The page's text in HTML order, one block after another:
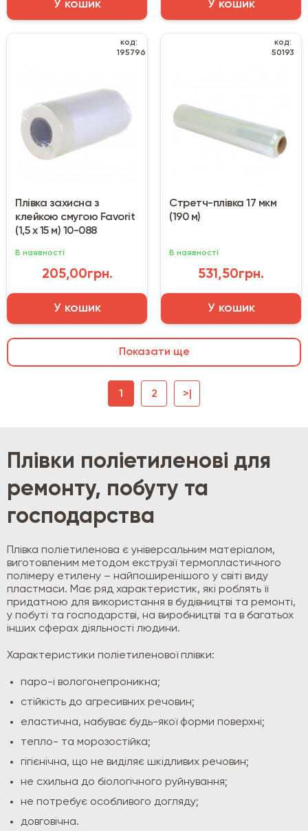
У кошик У кошик
код:
195796
Плівка захисна з
клейкою смугою Favorit
(1,5 х 15 м) 10-088
В наявності
205,00грн.
У кошик
код:
50193
Стретч-плівка 17 мкм
(190 м)
В наявності
531,50грн.
У кошик
Показати ще
1 2 >|
Плівки поліетиленові для
ремонту, побуту та
господарства
Плівка поліетиленова є універсальним матеріалом,
виготовленим методом екструзії термопластичного
полімеру етилену – найпоширенішого у світі виду
пластмаси. Має ряд характеристик, які роблять її
придатною для використання в будівництві та ремонті,
у побуті та господарстві, на виробництві та в багатьох
інших сферах діяльності людини.
Характеристики поліетиленової плівки:
паро-і вологонепроникна;
стійкість до агресивних речовин;
еластична, набуває будь-якої форми поверхні;
тепло- та морозостійка;
гігієнічна, що не виділяє шкідливих речовин;
не схильна до біологічного руйнування;
не потребує особливого догляду;
довговічна.